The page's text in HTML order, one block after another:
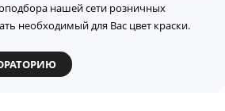
нашей сети розничных
необходимый для Вас цвет краски.